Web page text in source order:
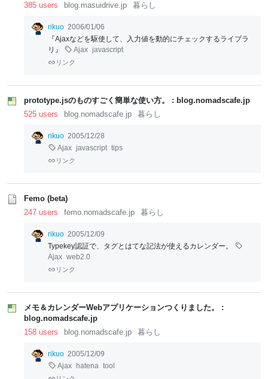
385 users
blog.masuidrive.jp 暮らし
rikuo 2006/01/06
『Ajaxなどを駆使して、入力値を動的にチェックするライブラ
リ』
Ajax javascript
リンク
prototype.jsのものすごく簡単な使い方。 : blog.nomadscafe.jp
525 users
blog.nomadscafe.jp 暮らし
rikuo 2005/12/28
Ajax javascript tips
リンク
Femo (beta)
247 users
femo.nomadscafe.jp 暮らし
rikuo 2005/12/09
Typekey認証で、タグとはてな記法が使えるカレンダー。
Ajax web2.0
リンク
メモ＆カレンダーWebアプリケーションつくりました。 :
blog.nomadscafe.jp
158 users
blog.nomadscafe.jp 暮らし
rikuo 2005/12/09
Ajax
hatena tool